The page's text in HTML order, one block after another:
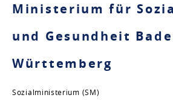
Ministerium für
und Gesundheit
Württemberg
Sozialministerium (SM)